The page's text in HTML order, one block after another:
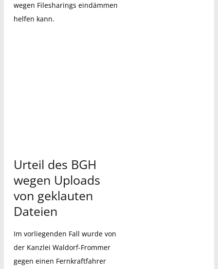
wegen Filesharings eindämmen
helfen kann.
Urteil des BGH
wegen Uploads
von geklauten
Dateien
Im vorliegenden Fall wurde von
der Kanzlei Waldorf-Frommer
gegen einen Fernkraftfahrer